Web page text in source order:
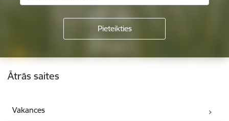
Kājene
Ātrās saites
Vakances